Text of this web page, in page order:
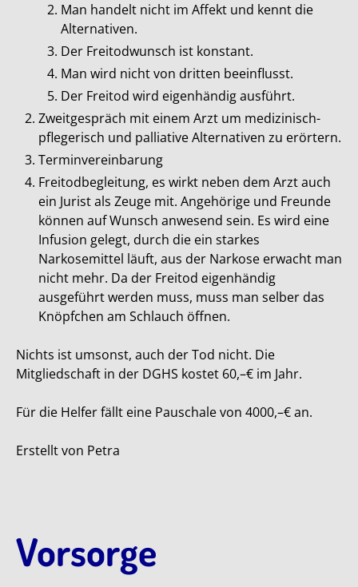
Man handelt nicht im Affekt und kennt die
Alternativen.
Der Freitodwunsch ist konstant.
Man wird nicht von dritten beeinflusst.
Der Freitod wird eigenhändig ausführt.
Zweitgespräch mit einem Arzt um medizinisch-
pflegerisch und palliative Alternativen zu erörtern.
Terminvereinbarung
Freitodbegleitung, es wirkt neben dem Arzt auch
ein Jurist als Zeuge mit. Angehörige und Freunde
können auf Wunsch anwesend sein. Es wird eine
Infusion gelegt, durch die ein starkes
Narkosemittel läuft, aus der Narkose erwacht man
nicht mehr. Da der Freitod eigenhändig
ausgeführt werden muss, muss man selber das
Knöpfchen am Schlauch öffnen.
Nichts ist umsonst, auch der Tod nicht. Die
Mitgliedschaft in der DGHS kostet 60,–€ im Jahr.
Für die Helfer fällt eine Pauschale von 4000,–€ an.
Erstellt von Petra
Vorsorge